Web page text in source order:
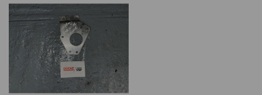
Passer
à
fin
galerie
d’images